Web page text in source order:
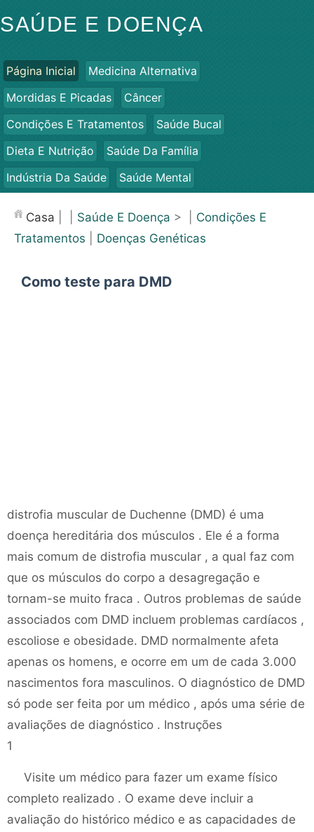
SAÚDE E DOENÇA
Página Inicial
Medicina Alternativa
Mordidas E Picadas
Câncer
Condições E Tratamentos
Saúde Bucal
Dieta E Nutrição
Saúde Da Família
Indústria Da Saúde
Saúde Mental
Saúde
Casa Saúde E Doença > | Condições E
Tratamentos
Doenças Genéticas
Como teste para DMD
distrofia muscular de Duchenne (DMD) é uma
doença hereditária dos músculos . Ele é a forma
mais comum de distrofia muscular , a qual faz com
que os músculos do corpo a desagregação e
tornam-se muito fraca . Outros problemas de saúde
associados com DMD incluem problemas cardíacos ,
escoliose e obesidade. DMD normalmente afeta
apenas os homens, e ocorre em um de cada 3.000
nascimentos fora masculinos. O diagnóstico de DMD
só pode ser feita por um médico , após uma série de
avaliações de diagnóstico . Instruções
1
Visite um médico para fazer um exame físico
completo realizado . O exame deve incluir a
avaliação do histórico médico e as capacidades de